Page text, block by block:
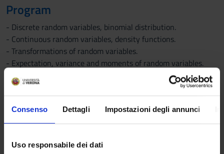
Consenso Dettagli Impostazioni degli annunci
Uso responsabile dei dati
Program
- Discrete random variables, binomial distribution.
- Continuous random variables, density functions.
- Transformations of random variables.
- Expectation, variance and moments of random variables.
- Multidimensional random variables, discrete
multidimensional random variables, marginal and conditional
distributions, independent random variables.
- Linear combinations of random variables.
- Introduction to limit theorems, weak law of large numbers.
Bibliography